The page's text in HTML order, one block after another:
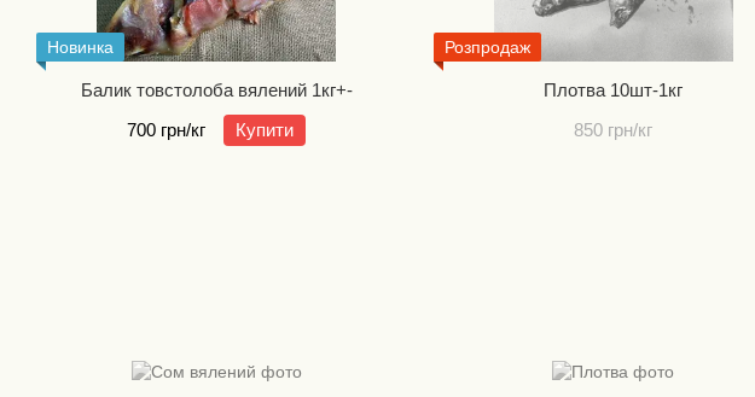
Новинка
Балик товстолоба вялений 1кг+-
700 грн/кг
Купити
Розпродаж
Плотва 10шт-1кг
850 грн/кг